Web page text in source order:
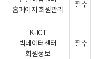
홈페이지 회원관리
필수
K-ICT
빅데이터센터
회원정보
필수